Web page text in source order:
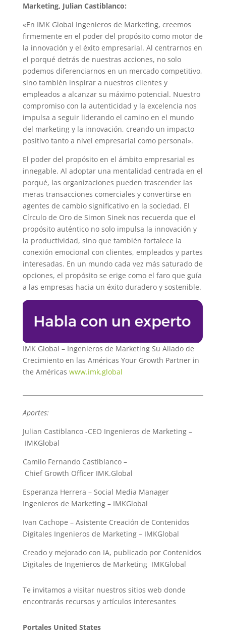
Marketing, Julian Castiblanco:
«En IMK Global Ingenieros de Marketing, creemos
firmemente en el poder del propósito como motor de
la innovación y el éxito empresarial. Al centrarnos en
el porqué detrás de nuestras acciones, no solo
podemos diferenciarnos en un mercado competitivo,
sino también inspirar a nuestros clientes y
empleados a alcanzar su máximo potencial. Nuestro
compromiso con la autenticidad y la excelencia nos
impulsa a seguir liderando el camino en el mundo
del marketing y la innovación, creando un impacto
positivo tanto a nivel empresarial como personal».
El poder del propósito en el ámbito empresarial es
innegable. Al adoptar una mentalidad centrada en el
porqué, las organizaciones pueden trascender las
meras transacciones comerciales y convertirse en
agentes de cambio significativo en la sociedad. El
Círculo de Oro de Simon Sinek nos recuerda que el
propósito auténtico no solo impulsa la innovación y
la productividad, sino que también fortalece la
conexión emocional con clientes, empleados y partes
interesadas. En un mundo cada vez más saturado de
opciones, el propósito se erige como el faro que guía
a las empresas hacia un éxito duradero y sostenible.
IMK Global – Ingenieros de Marketing Su Aliado de
Crecimiento en las Américas Your Growth Partner in
the Américas www.imk.global
Aportes:
Julian Castiblanco -CEO Ingenieros de Marketing –
IMKGlobal
Camilo Fernando Castiblanco –
Chief Growth Officer IMK.Global
Esperanza Herrera – Social Media Manager
Ingenieros de Marketing – IMKGlobal
Ivan Cachope – Asistente Creación de Contenidos
Digitales Ingenieros de Marketing – IMKGlobal
Creado y mejorado con IA, publicado por Contenidos
Digitales de Ingenieros de Marketing IMKGlobal
Te invitamos a visitar nuestros sitios web donde
encontrarás recursos y artículos interesantes
Portales United States